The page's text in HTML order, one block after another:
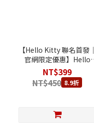
【Hello Kitty 聯名首發｜
官網限定優惠】Hello
Kitty 小小公爵3入禮盒
NT$399
NT$450 8.9折